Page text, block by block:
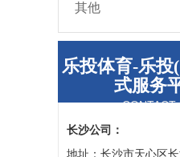
其他
乐投体育-乐投
式服务
CONTACT
长沙公司：
地址：长沙市天心区